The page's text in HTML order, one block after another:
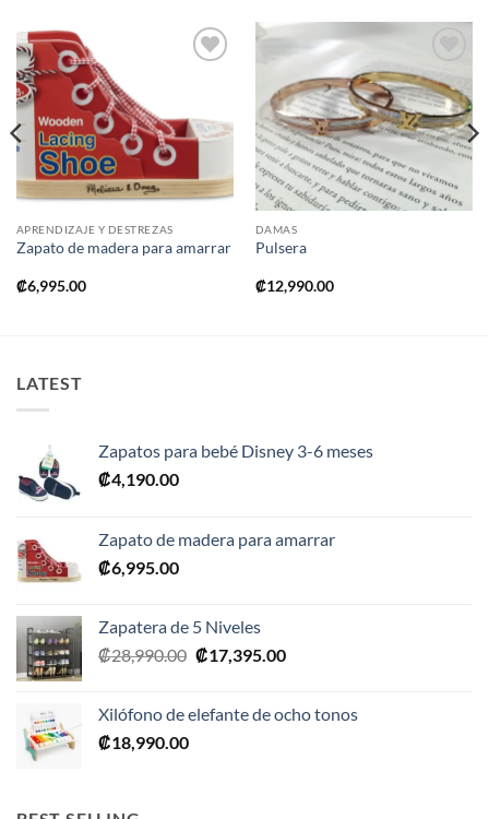
deseos
APRENDIZAJE Y DESTREZAS
Zapato de madera para amarrar
₡6,995.00
Añadir
a la
lista de
deseos
DAMAS
Pulsera
₡12,990.00
LATEST
Zapatos para bebé Disney 3-6 meses
₡4,190.00
Zapato de madera para amarrar
₡6,995.00
Zapatera de 5 Niveles
₡28,990.00 El
era:
₡17,395.00El
es:
Xilófono de elefante de ocho tonos
₡18,990.00